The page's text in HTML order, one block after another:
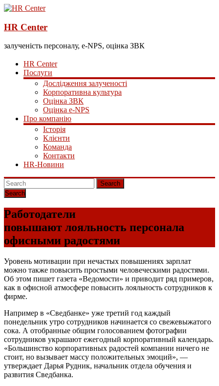
HR Center
залученість персоналу, e-NPS, оцінка ЗВК
HR Center
Послуги
Дослідження залученості
Корпоративна культура
Оцінка ЗВК
Оцінка e-NPS
Про компанію
Історія
Клієнти
Команда
Контакти
HR-Новини
Search
Работодатели
повышают лояльность персонала
офисными радостями
Уровень мотивации при нечастых повышениях зарплат
можно также повысить простыми человеческими радостями.
Об этом пишет газета «Ведомости» и приводит ряд примеров,
как в офисной атмосфере повысить лояльность сотрудников к
фирме.
Например в «Сведбанке» уже третий год каждый
понедельник утро сотрудников начинается со свежевыжатого
сока. А отобранные общим голосованием фотографии
сотрудников украшают ежегодный корпоративный календарь.
«Большинство корпоративных радостей компании ничего не
стоит, но вызывает массу положительных эмоций», —
утверждает Дарья Рудник, начальник отдела обучения и
развития Сведбанка.